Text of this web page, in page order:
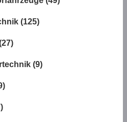
(125)
(9)